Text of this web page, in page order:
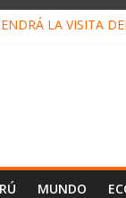
LA VISITA
MUNDO